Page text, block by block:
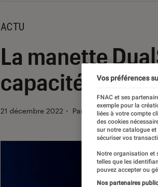
ACTU
La manette
capacités et sa
21 décembre 2022 ・ Par Benjamin Logerot
Vos préférences
FNAC et ses
exemple pour la
liées à votre compte
des cookies
sur notre catalogue
sécuriser vos
Notre organisation et
telles que les
pouvez accepter ou
Nos partenaires